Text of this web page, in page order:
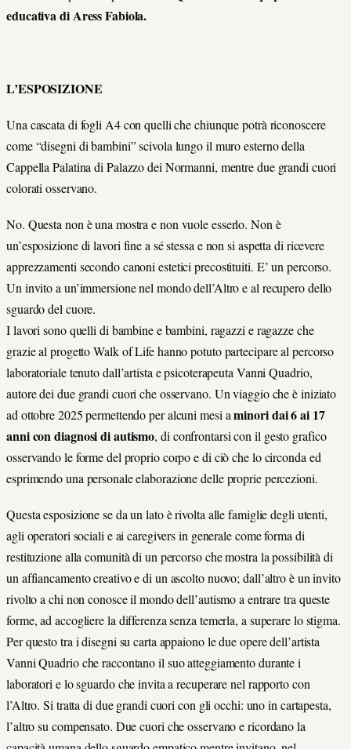
educativa di Aress Fabiola.
L’ESPOSIZIONE
Una cascata di fogli A4 con quelli che chiunque potrà riconoscere
come “disegni di bambini” scivola lungo il muro esterno della
Cappella Palatina di Palazzo dei Normanni, mentre due grandi cuori
colorati osservano.
No. Questa non è una mostra e non vuole esserlo. Non è
un’esposizione di lavori fine a sé stessa e non si aspetta di ricevere
apprezzamenti secondo canoni estetici precostituiti. E’ un percorso.
Un invito a un’immersione nel mondo dell’Altro e al recupero dello
sguardo del cuore.
I lavori sono quelli di bambine e bambini, ragazzi e ragazze che
grazie al progetto Walk of Lifehannopotuto partecipare al percorso
laboratoriale tenuto dall’artista e psicoterapeuta Vanni Quadrio,
autore dei due grandi cuori che osservano. Un viaggio che è iniziato
ad ottobre 2025 permettendo per alcuni mesi aminori dai 6 ai 17
anni con diagnosi di autismo, di confrontarsi con il gesto grafico
osservando le forme del proprio corpo e di ciò che lo circonda ed
esprimendo una personale elaborazione delle proprie percezioni.
Questa esposizione se da un lato è rivolta alle famiglie degli utenti,
agli operatori sociali e ai caregivers in generale come forma di
restituzione alla comunità di un percorso che mostra la possibilità di
un affiancamento creativo e di un ascolto nuovo; dall’altro è un invito
rivolto a chi non conosce il mondo dell’autismo a entrare tra queste
forme, ad accogliere la differenza senza temerla, a superare lo stigma.
Per questo tra i disegni su carta appaiono le due opere dell’artista
Vanni Quadrio che raccontano il suo atteggiamento durante i
laboratori e lo sguardo che invita a recuperare nel rapporto con
l’Altro. Si tratta di due grandi cuori con gli occhi: uno in cartapesta,
l’altro su compensato. Due cuori che osservano e ricordano la